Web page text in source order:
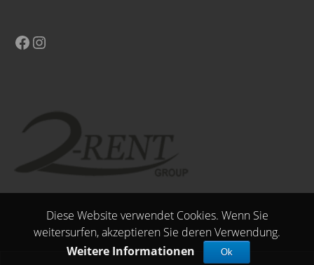
Diese Website verwendet Cookies. Wenn Sie
weitersurfen, akzeptieren Sie deren Verwendung.
Weitere Informationen
Ok